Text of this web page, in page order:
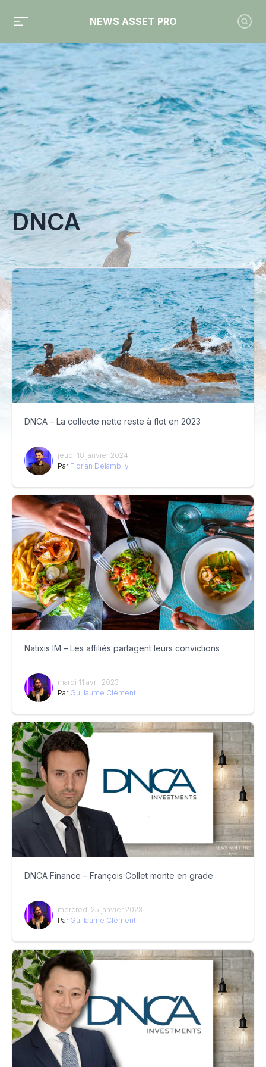
NEWS ASSET PRO
Toute l'actualité sur le tag "DNCA"
DNCA
DNCA – La collecte nette reste à flot en 2023
jeudi 18 janvier 2024
Par Florian Delambily
Natixis IM – Les affiliés partagent leurs convictions
mardi 11 avril 2023
Par Guillaume Clément
DNCA Finance – François Collet monte en grade
mercredi 25 janvier 2023
Par Guillaume Clément